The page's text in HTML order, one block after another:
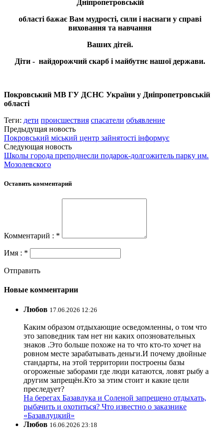
Дніпропетровській
області бажає Вам мудрості, сили і наснаги у справі
виховання та навчання
Ваших дітей.
Діти - найдорожчий скарб і майбутнє нашої держави.
Покровський МВ ГУ ДСНС України у Дніпропетровській
області
Теги: дети происшествия спасатели объявление
Предыдущая новость
Покровський міський центр зайнятості інформує
Следующая новость
Школы города преподнесли подарок-долгожитель парку им.
Мозолевского
Оставить комментарий
Комментарий : *
Имя : *
Отправить
Новые комментарии
Любов 17.06.2026 12:26
Каким образом отдыхающие осведомленны, о том что
это заповедник там нет ни каких опозновательных
знаков .Это больше похоже на то что кто-то хочет на
ровном месте зарабатывать деньги.И почему двойные
стандарты, на этой территории построены базы
огороженые заборами где люди катаются, ловят рыбу а
другим запрещён.Кто за этим стоит и какие цели
преследует?
На берегах Базавлука и Соленой запрещено отдыхать,
рыбачить и охотиться? Что известно о заказнике
«Базавлуцкий»
Любов 16.06.2026 23:18